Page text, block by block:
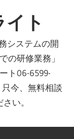
ト
システムの開
の研修業務」
ト06-6599-
今、無料相談
い。